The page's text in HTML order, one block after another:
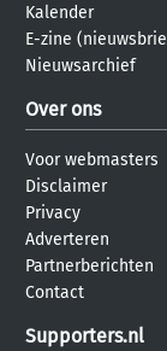
Kalender
E-zine
Nieuwsarchief
Over ons
Voor webmasters
Disclaimer
Privacy
Adverteren
Partnerberichten
Contact
Supporters.nl